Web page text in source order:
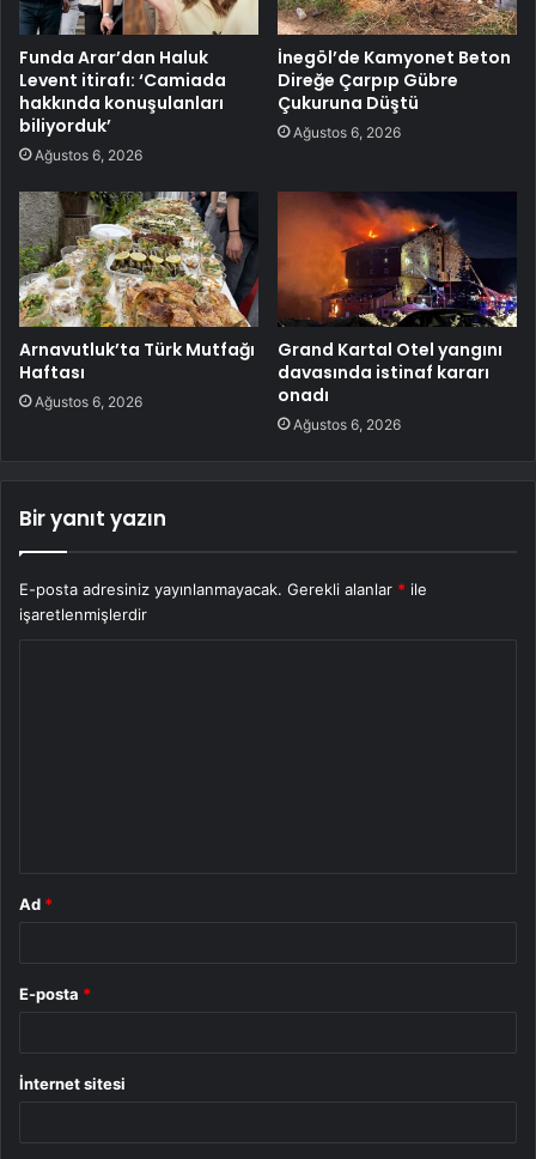
Funda Arar’dan Haluk
Levent itirafı: ‘Camiada
hakkında konuşulanları
biliyorduk’
Ağustos 6, 2026
İnegöl’de Kamyonet Beton
Direğe Çarpıp Gübre
Çukuruna Düştü
Ağustos 6, 2026
Arnavutluk’ta Türk Mutfağı
Haftası
Ağustos 6, 2026
Grand Kartal Otel yangını
davasında istinaf kararı
onadı
Ağustos 6, 2026
Bir yanıt yazın
E-posta adresiniz yayınlanmayacak. Gerekli alanlar * ile
işaretlenmişlerdir
Ad *
E-posta *
İnternet sitesi